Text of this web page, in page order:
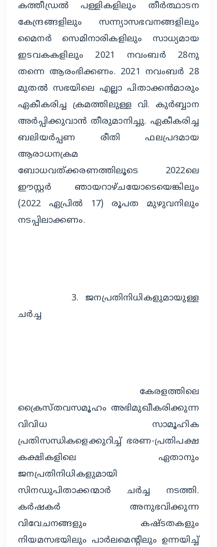
കത്തീഡ്രൽ പള്ളികളിലും തീർത്ഥാടന
കേന്ദ്രങ്ങളിലും സന്ന്യാസഭവനങ്ങളിലും
മൈനർ സെമിനാരികളിലും സാധ്യമായ
ഇടവകകളിലും 2021 നവംബർ 28നു
തന്നെ ആരംഭിക്കണം. 2021 നവംബർ 28
മുതൽ സഭയിലെ എല്ലാ പിതാക്കൻമാരും
ഏകീകരിച്ച ക്രമത്തിലുള്ള വി. കുർബ്ബാന
അർപ്പിക്കുവാൻ തീരുമാനിച്ചു. ഏകീകരിച്ച
ബലിയർപ്പണ രീതി ഫലപ്രദമായ
ആരാധനക്രമ
ബോധവത്ക്കരണത്തിലൂടെ 2022ലെ
ഈസ്റ്റർ ഞായറാഴ്ചയോടെയെങ്കിലും
(2022 ഏപ്രിൽ 17) രൂപത മുഴുവനിലും
നടപ്പിലാക്കണം.
ചർച്ച
ക്രൈസ്തവസമൂഹം അഭിമുഖീകരിക്കുന്ന
വിവിധ സാമൂഹിക
പ്രതിസന്ധികളെക്കുറിച്ച് ഭരണ-പ്രതിപക്ഷ
കക്ഷികളിലെ ഏതാനും
ജനപ്രതിനിധികളുമായി
സിനഡുപിതാക്കന്മാർ ചർച്ച നടത്തി.
കർഷകർ അനുഭവിക്കുന്ന
വിവേചനങ്ങളും കഷ്ടതകളും
നിയമസഭയിലും പാർലമെന്റിലും ഉന്നയിച്ച്